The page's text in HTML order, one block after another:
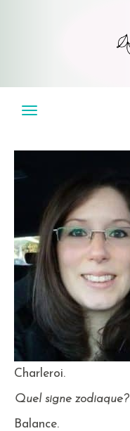
Menu
Charleroi.
Quel signe zodiaque?
Balance.